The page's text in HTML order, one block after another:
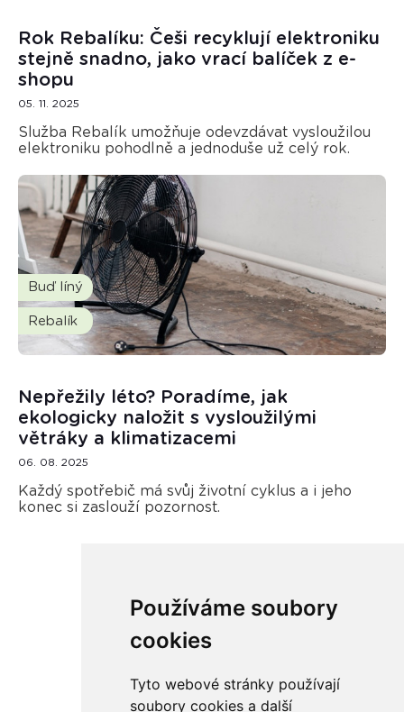
Používáme soubory
cookies
Tyto webové stránky používají
soubory cookies a další
Rok Rebalíku: Češi recyklují elektroniku
stejně snadno, jako vrací balíček z e-
shopu
05. 11. 2025
Služba Rebalík umožňuje odevzdávat vysloužilou
elektroniku pohodlně a jednoduše už celý rok.
Buď líný
Rebalík
Nepřežily léto? Poradíme, jak
ekologicky naložit s vysloužilými
větráky a klimatizacemi
06. 08. 2025
Každý spotřebič má svůj životní cyklus a i jeho
konec si zaslouží pozornost.
Načíst další